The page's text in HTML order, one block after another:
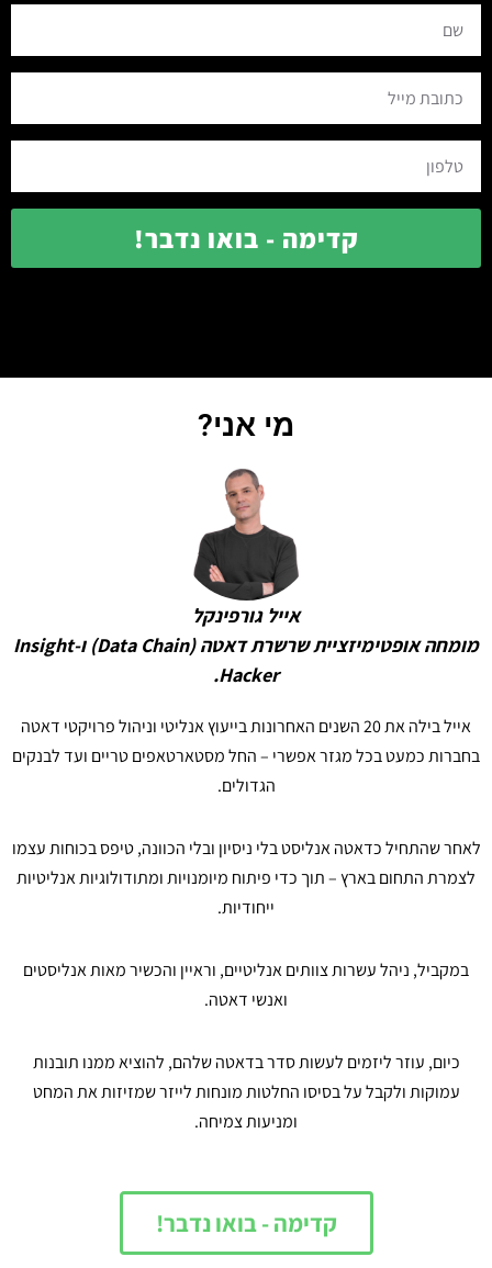
קדימה - בואו נדבר!
מי אני?
אייל גורפינקל
מומחה אופטימיזציית שרשרת דאטה (Data Chain) ו-Insight
Hacker.
אייל בילה את 20 השנים האחרונות בייעוץ אנליטי וניהול פרויקטי דאטה
כמעט בכל מגזר אפשרי – החל מסטארטאפים טריים ועד לבנקים
הגדולים.
שהתחיל כדאטה אנליסט בלי ניסיון ובלי הכוונה, טיפס בכוחות עצמו
התחום בארץ – תוך כדי פיתוח מיומנויות ומתודולוגיות אנליטיות
ייחודיות.
ניהל עשרות צוותים אנליטיים, וראיין והכשיר מאות אנליסטים
ואנשי דאטה.
כיום, עוזר ליזמים לעשות סדר בדאטה שלהם, להוציא ממנו תובנות
עמוקות ולקבל על בסיסו החלטות מונחות לייזר שמזיזות את המחט
ומניעות צמיחה.
קדימה - בואו נדבר!